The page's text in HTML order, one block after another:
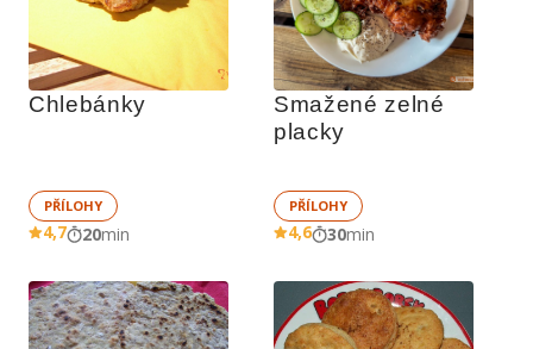
Chlebánky
PŘÍLOHY
4,7 20min
Smažené zelné
PŘÍLOHY
4,6 30min